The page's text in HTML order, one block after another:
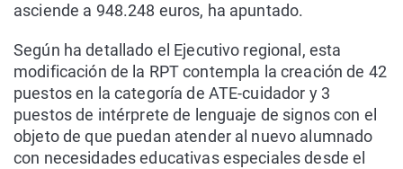
asciende a 948.248 euros, ha apuntado.
Según ha detallado el Ejecutivo regional, esta
modificación de la RPT contempla la creación de 42
puestos en la categoría de ATE-cuidador y 3
puestos de intérprete de lenguaje de signos con el
objeto de que puedan atender al nuevo alumnado
con necesidades educativas especiales desde el